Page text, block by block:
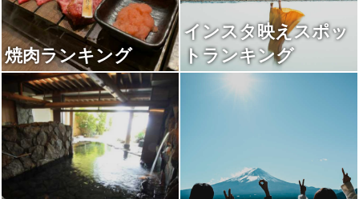
焼肉ランキング
インスタ映えスポッ
トランキング